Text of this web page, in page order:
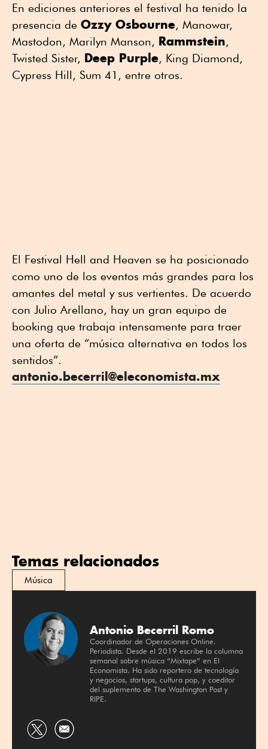
En ediciones anteriores el festival ha tenido la
presencia de Ozzy Osbourne, Manowar,
Mastodon, Marilyn Manson, Rammstein,
Twisted Sister, Deep Purple, King Diamond,
Cypress Hill, Sum 41, entre otros.
El Festival Hell and Heaven se ha posicionado
como uno de los eventos más grandes para los
amantes del metal y sus vertientes. De acuerdo
con Julio Arellano, hay un gran equipo de
booking que trabaja intensamente para traer
una oferta de “música alternativa en todos los
sentidos”.
antonio.becerril@eleconomista.mx
Temas relacionados
Música
Antonio Becerril Romo
Coordinador de Operaciones Online.
Periodista. Desde el 2019 escribe la columna
semanal sobre música “Mixtape” en El
Economista. Ha sido reportero de tecnología
y negocios, startups, cultura pop, y coeditor
del suplemento de The Washington Post y
RIPE.
Compartir